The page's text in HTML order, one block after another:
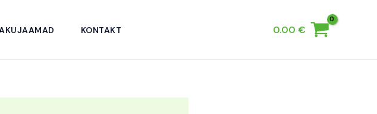
KONTAKT 0.00 €